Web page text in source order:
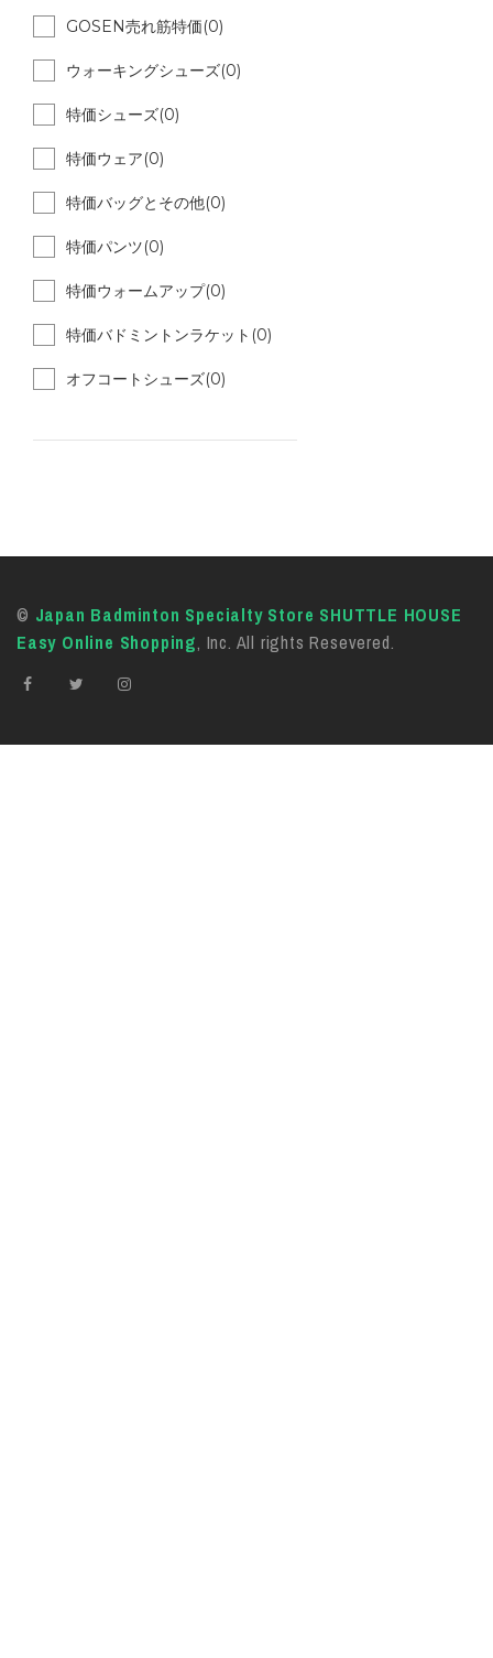
GOSEN売れ筋特価(0)
ウォーキングシューズ(0)
特価シューズ(0)
特価ウェア(0)
特価バッグとその他(0)
特価パンツ(0)
特価ウォームアップ(0)
特価バドミントンラケット(0)
オフコートシューズ(0)
© Japan Badminton Specialty Store SHUTTLE HOUSE
Easy Online Shopping, Inc. All rights Resevered.